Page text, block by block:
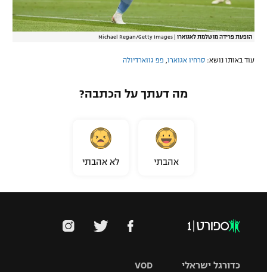
הופעת פרידה מושלמת לאגוארו Michael Regan/Getty Images
עוד באותו נושא: סרחיו אגוארו פפ גווארדיולה
מה דעתך על הכתבה?
אהבתי לא אהבתי
VOD כדורגל ישראלי